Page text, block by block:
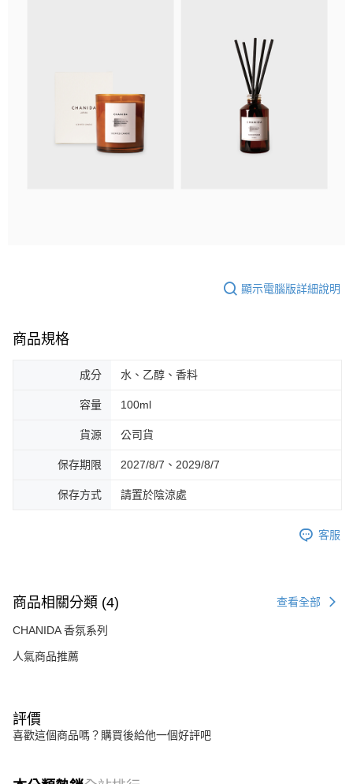
顯示電腦版詳細說明
商品規格
成分 水、乙醇、香料
容量 100ml
貨源 公司貨
保存期限 2027/8/7、2029/8/7
保存方式 請置於陰涼處
客服
商品相關分類 (4) 查看全部
CHANIDA 香氛系列
人氣商品推薦
評價
喜歡這個商品嗎？購買後給他一個好評吧